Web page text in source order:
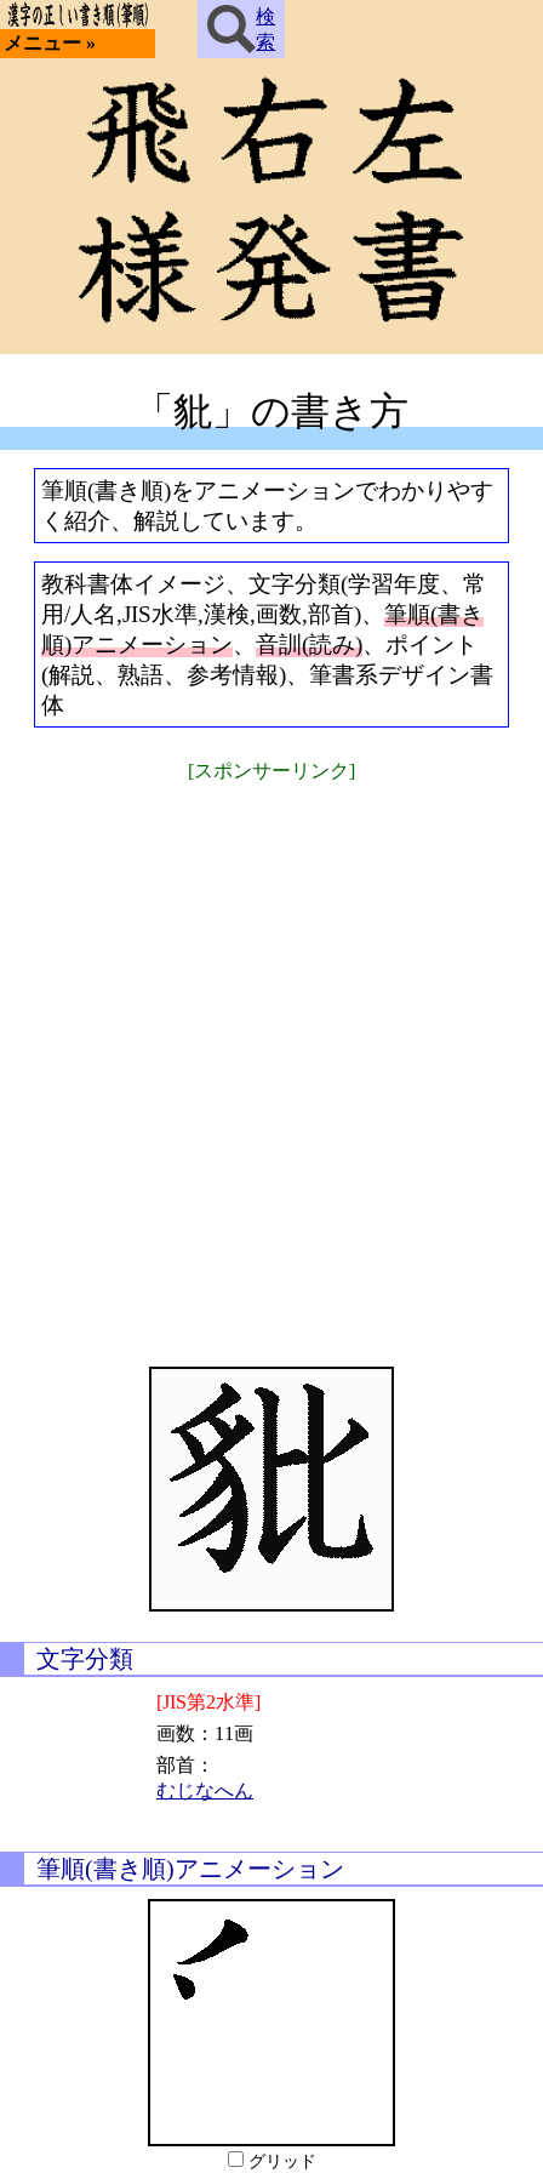
メニュー »
検
索
「豼」の書き方
筆順(書き順)をアニメーションでわかりやす
く紹介、解説しています。
教科書体イメージ、文字分類(学習年度、常
用/人名,JIS水準,漢検,画数,部首)、 筆順(書き
順)アニメーション、 音訓(読み)、ポイント
(解説、熟語、参考情報)、筆書系デザイン書
体
[スポンサーリンク]
文字分類
[JIS第2水準]
画数：11画
部首：
むじなへん
筆順(書き順)アニメーション
グリッド